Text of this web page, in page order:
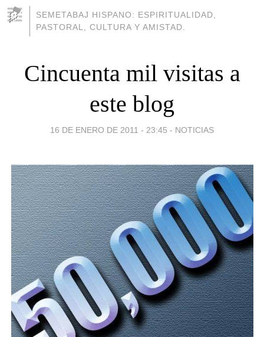
SEMETABAJ HISPANO: ESPIRITUALIDAD,
PASTORAL, CULTURA Y AMISTAD.
Cincuenta mil visitas a
este blog
16 DE ENERO DE 2011 - 23:45 - NOTICIAS